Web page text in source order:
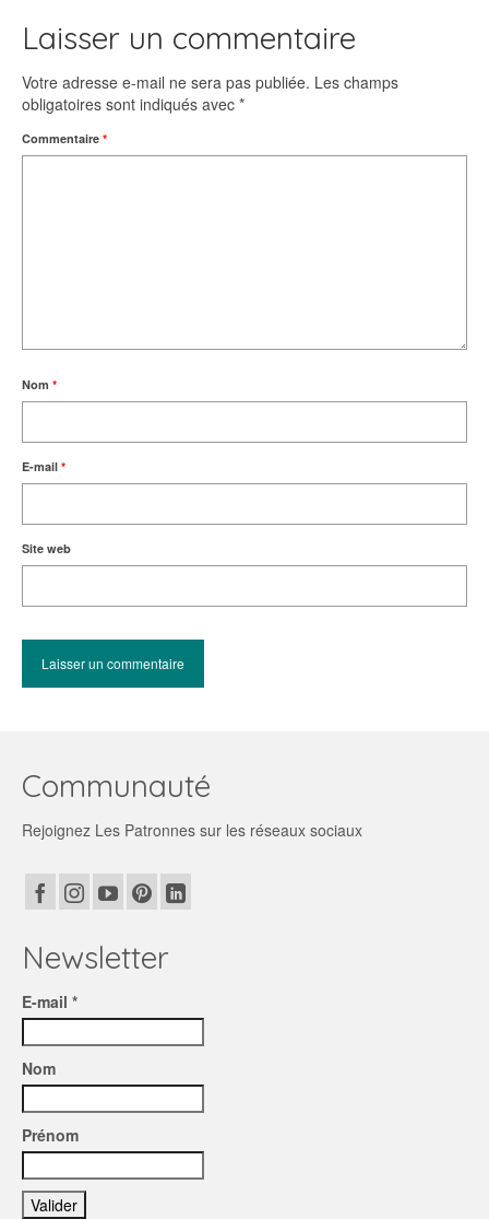
Laisser un commentaire
Votre adresse e-mail ne sera pas publiée. Les champs
obligatoires sont indiqués avec *
Commentaire *
Nom *
E-mail *
Site web
Communauté
Rejoignez Les Patronnes sur les réseaux sociaux
Newsletter
E-mail *
Nom
Prénom